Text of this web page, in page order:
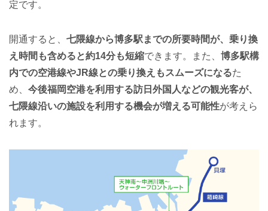
定です。
開通すると、 七隈線から博多駅までの所要時間が、乗り換
え時間も含めると約14分も短縮できます。また、 博多駅構
内での空港線やJR線との乗り換えもスムーズになるた
め、 今後福岡空港を利用する訪日外国人などの観光客が、
七隈線沿いの施設を利用する機会が増える可能性が考えら
れます。